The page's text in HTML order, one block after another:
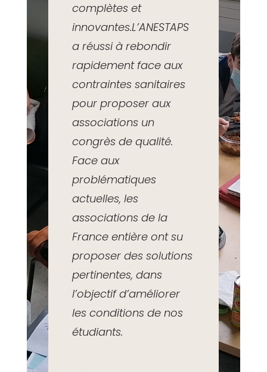
complètes et
innovantes.L’ANESTAPS
a réussi à rebondir
rapidement face aux
contraintes sanitaires
pour proposer aux
associations un
congrès de qualité.
Face aux
problématiques
actuelles, les
associations de la
France entière ont su
proposer des solutions
pertinentes, dans
l’objectif d’améliorer
les conditions de nos
étudiants.